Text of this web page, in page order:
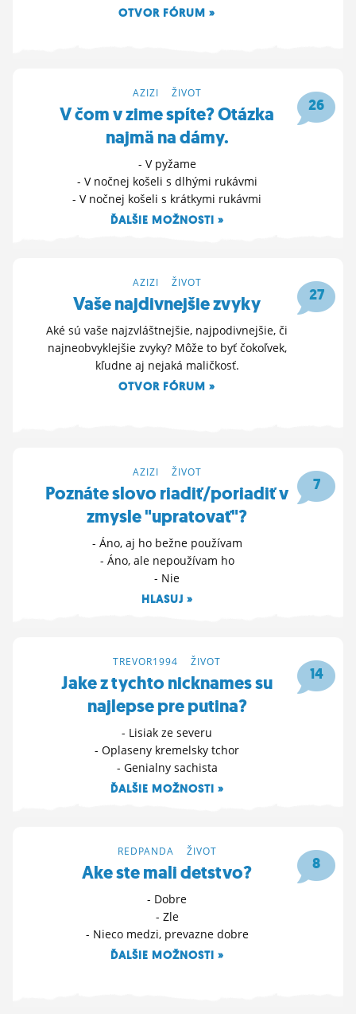
OTVOR FÓRUM »
26
AZIZI ŽIVOT
V čom v zime spíte? Otázka
najmä na dámy.
- V pyžame
- V nočnej košeli s dlhými rukávmi
- V nočnej košeli s krátkymi rukávmi
ĎALŠIE MOŽNOSTI »
27
AZIZI ŽIVOT
Vaše najdivnejšie zvyky
Aké sú vaše najzvláštnejšie, najpodivnejšie, či
najneobvyklejšie zvyky? Môže to byť čokoľvek,
kľudne aj nejaká maličkosť.
OTVOR FÓRUM »
7
AZIZI ŽIVOT
Poznáte slovo riadiť/poriadiť v
zmysle "upratovať"?
- Áno, aj ho bežne používam
- Áno, ale nepoužívam ho
- Nie
HLASUJ »
14
TREVOR1994 ŽIVOT
Jake z tychto nicknames su
najlepse pre putina?
- Lisiak ze severu
- Oplaseny kremelsky tchor
- Genialny sachista
ĎALŠIE MOŽNOSTI »
8
REDPANDA ŽIVOT
Ake ste mali detstvo?
- Dobre
- Zle
- Nieco medzi, prevazne dobre
ĎALŠIE MOŽNOSTI »